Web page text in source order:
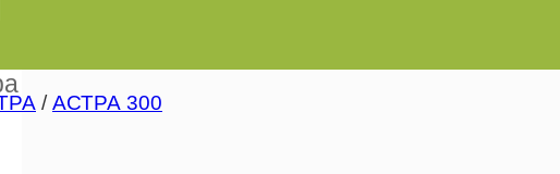
/ АСТРА 300